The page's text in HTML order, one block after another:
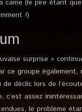
came (le pire étant
!)
surprise »
ce groupe également,
de déclic lors de
c’est assez
le problème